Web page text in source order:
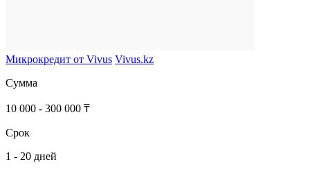
Микрокредит от Vivus Vivus.kz
Сумма
10 000 - 300 000 ₸
Срок
1 - 20 дней